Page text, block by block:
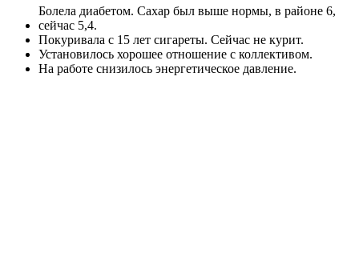
Болела диабетом. Сахар был выше нормы, в районе 6,
сейчас 5,4.
Покуривала с 15 лет сигареты. Сейчас не курит.
Установилось хорошее отношение с коллективом.
На работе снизилось энергетическое давление.